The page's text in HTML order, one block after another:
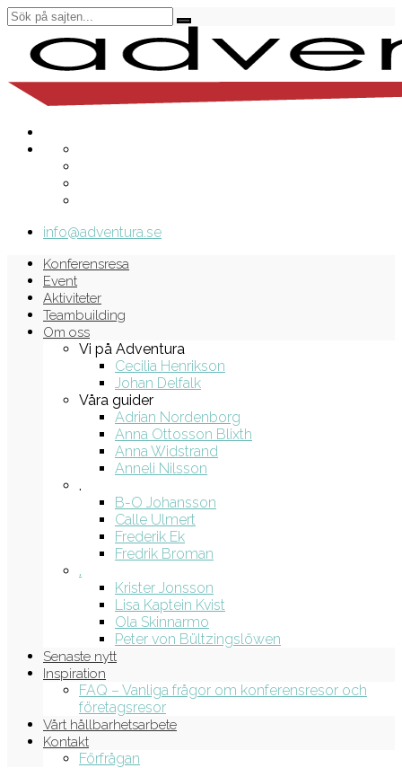
info@adventura.se
Konferensresa
Event
Aktiviteter
Teambuilding
Om oss
Vi på Adventura
Cecilia Henrikson
Johan Delfalk
Våra guider
Adrian Nordenborg
Anna Ottosson Blixth
Anna Widstrand
Anneli Nilsson
.
B-O Johansson
Calle Ulmert
Frederik Ek
Fredrik Broman
.
Krister Jonsson
Lisa Kaptein Kvist
Ola Skinnarmo
Peter von Bültzingslöwen
Senaste nytt
Inspiration
FAQ – Vanliga frågor om konferensresor och
företagsresor
Vårt hållbarhetsarbete
Kontakt
Förfrågan